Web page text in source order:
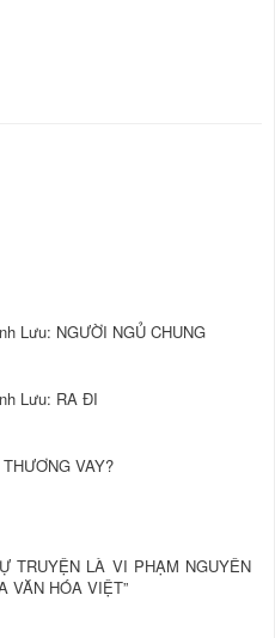
Lưu: NGƯỜI NGỦ CHUNG
Lưu: RA ĐI
VAY?
TRUYỆN LÀ VI PHẠM NGUYÊN
VĂN HÓA VIỆT”